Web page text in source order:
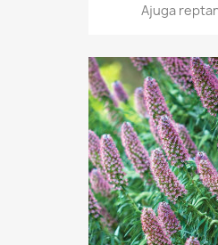
Ajuga